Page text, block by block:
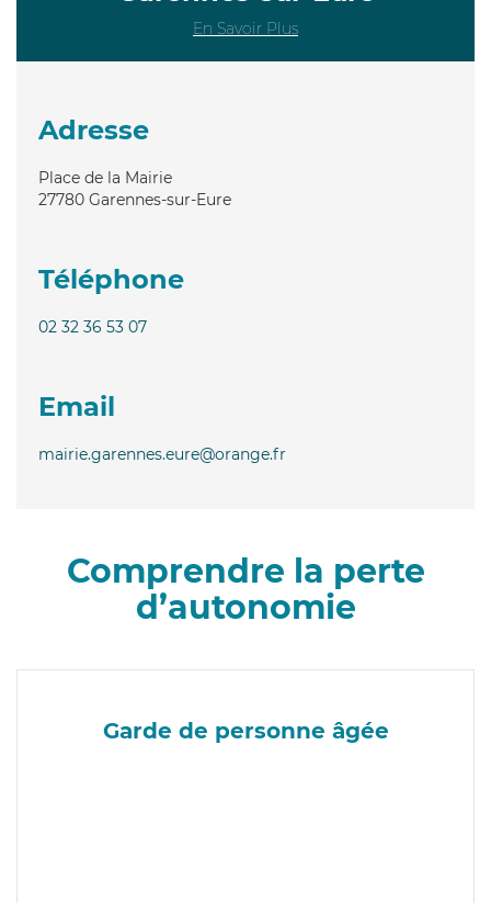
En Savoir Plus
Adresse
Place de la Mairie
27780 Garennes-sur-Eure
Téléphone
02 32 36 53 07
Email
mairie.garennes.eure@orange.fr
Comprendre la perte
d’autonomie
Garde de personne âgée